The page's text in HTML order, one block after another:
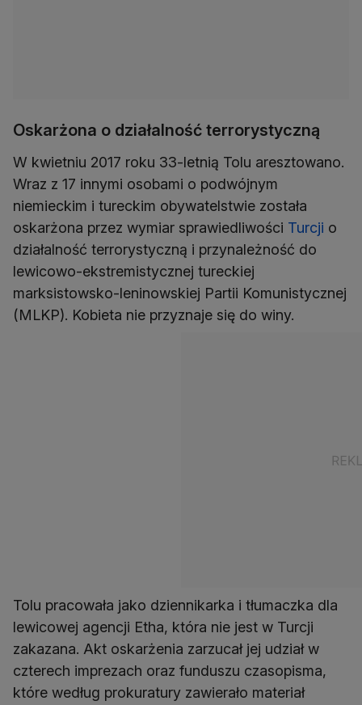
Oskarżona o działalność terrorystyczną
W kwietniu 2017 roku 33-letnią Tolu aresztowano.
Wraz z 17 innymi osobami o podwójnym
niemieckim i tureckim obywatelstwie została
oskarżona przez wymiar sprawiedliwości Turcji o
działalność terrorystyczną i przynależność do
lewicowo-ekstremistycznej tureckiej
marksistowsko-leninowskiej Partii Komunistycznej
(MLKP). Kobieta nie przyznaje się do winy.
Tolu pracowała jako dziennikarka i tłumaczka dla
lewicowej agencji Etha, która nie jest w Turcji
zakazana. Akt oskarżenia zarzucał jej udział w
czterech imprezach oraz funduszu czasopisma,
które według prokuratury zawierało materiał